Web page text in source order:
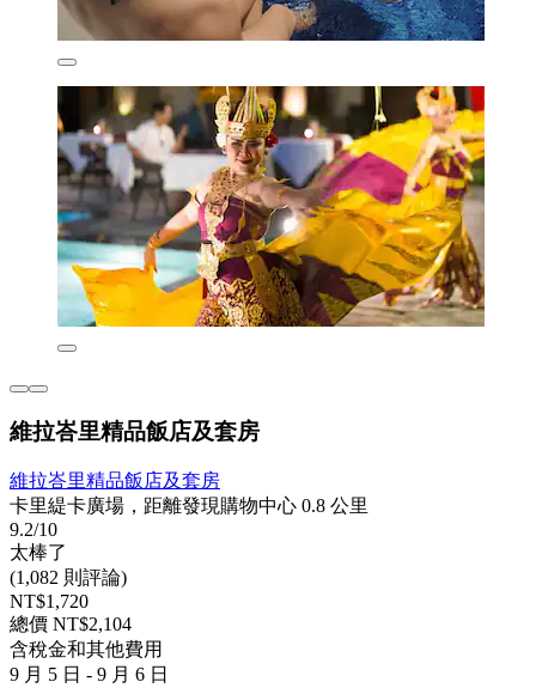
維拉峇里精品飯店及套房
維拉峇里精品飯店及套房
卡里緹卡廣場，距離發現購物中心 0.8 公里
9.2/10
太棒了
(1,082 則評論)
NT$1,720
總價 NT$2,104
含稅金和其他費用
9 月 5 日 - 9 月 6 日